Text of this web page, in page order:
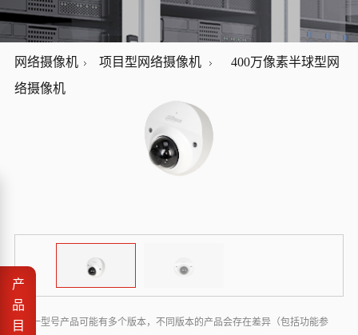
网络摄像机 项目型网络摄像机
400万像素半球型网
络摄像机
* 同一型号产品可能有多个版本，不同版本的产品会存在差异（包括功能参
产
品
目